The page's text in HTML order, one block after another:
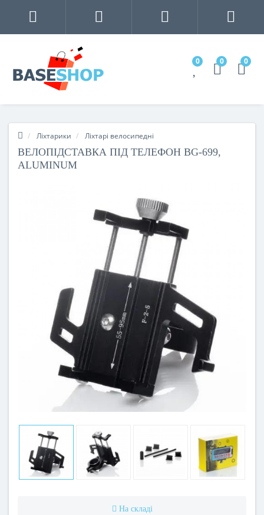
0 0 0
Ліхтарики Ліхтарі велосипедні
ВЕЛОПІДСТАВКА ПІД ТЕЛЕФОН BG-699,
ALUMINUM
На складі